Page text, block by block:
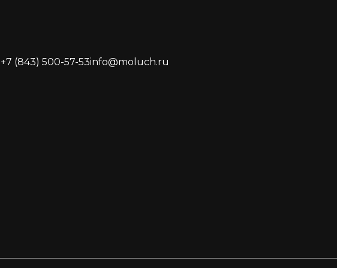
+7 (843) 500-57-53info@moluch.ru